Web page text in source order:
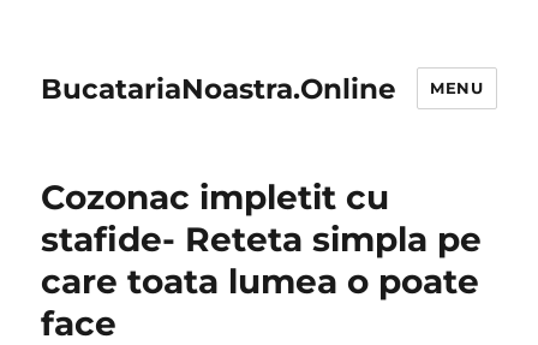
BucatariaNoastra.Online MENU
Cozonac impletit cu
stafide- Reteta simpla pe
care toata lumea o poate
face